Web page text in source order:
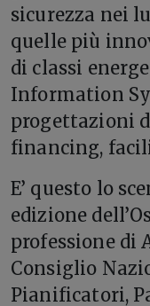
sicurezza nei
quelle più
di classi
Information
progettazioni
financing,
E’ questo lo
edizione
professione di
Consiglio
Pianificatori,